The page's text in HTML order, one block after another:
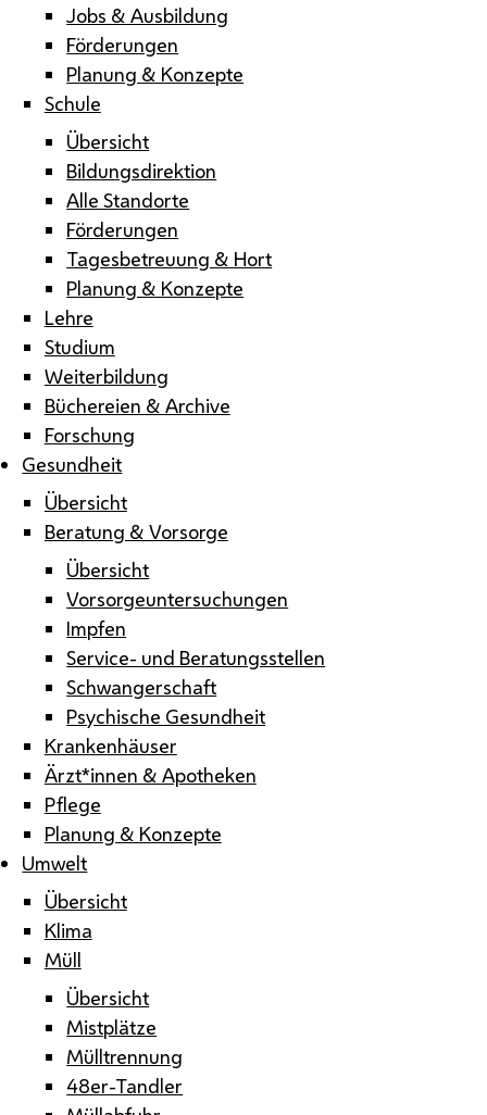
Jobs & Ausbildung
Förderungen
Planung & Konzepte
Schule
Übersicht
Bildungsdirektion
Alle Standorte
Förderungen
Tagesbetreuung & Hort
Planung & Konzepte
Lehre
Studium
Weiterbildung
Büchereien & Archive
Forschung
Gesundheit
Übersicht
Beratung & Vorsorge
Übersicht
Vorsorgeuntersuchungen
Impfen
Service- und Beratungsstellen
Schwangerschaft
Psychische Gesundheit
Krankenhäuser
Ärzt*innen & Apotheken
Pflege
Planung & Konzepte
Umwelt
Übersicht
Klima
Müll
Übersicht
Mistplätze
Mülltrennung
48er-Tandler